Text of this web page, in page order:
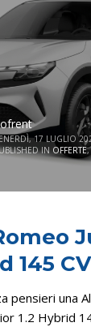
17 LUGLIO
IN OFFERTE,
145
pensieri una
1.2 Hybrid